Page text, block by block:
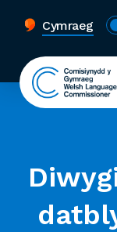
Cymraeg